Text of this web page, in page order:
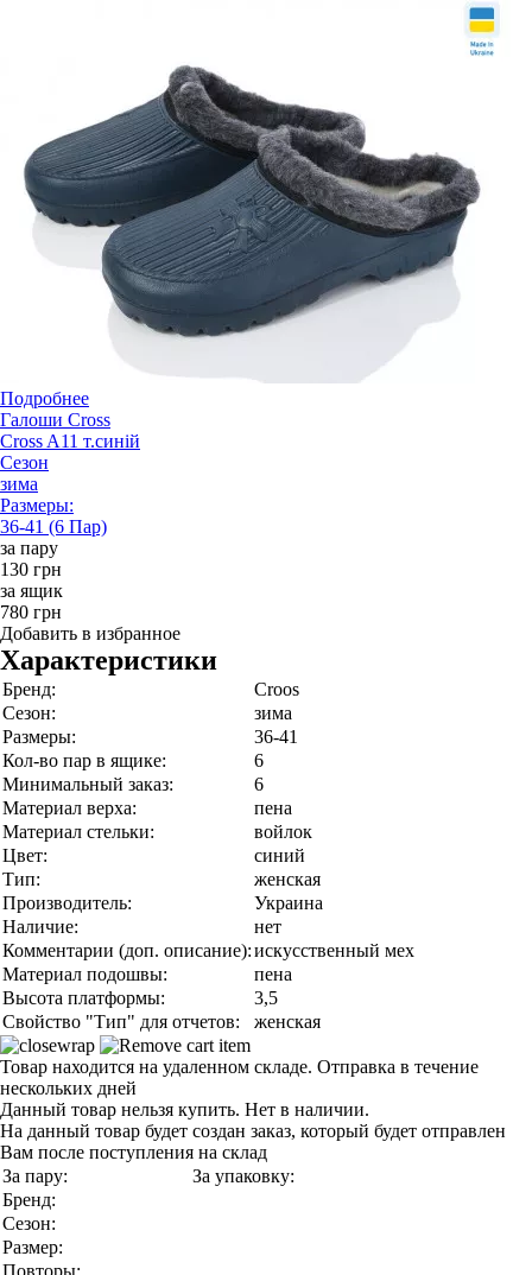
Подробнее
Галоши Cross
Cross A11 т.синій
Сезон
зима
Размеры:
36-41 (6 Пар)
за пару
130 грн
за ящик
780 грн
Добавить в избранное
Характеристики
Бренд:
Croos
Сезон:
зима
Размеры:
36-41
Кол-во пар в ящике:
6
Минимальный заказ:
6
Материал верха:
пена
Материал стельки:
войлок
Цвет:
синий
Тип:
женская
Производитель:
Украина
Наличие:
нет
Комментарии (доп. описание):искусственный мех
Материал подошвы:
пена
Высота платформы:
3,5
Свойство "Тип" для отчетов:
женская
Товар находится на удаленном складе. Отправка в течение
нескольких дней
Данный товар нельзя купить. Нет в наличии.
На данный товар будет создан заказ, который будет отправлен
Вам после поступления на склад
За пару:
За упаковку:
Бренд:
Сезон:
Размер:
Повторы: